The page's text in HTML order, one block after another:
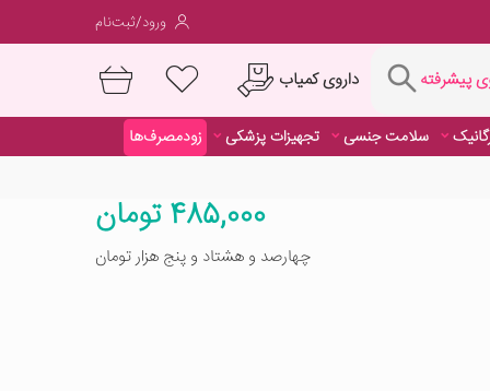
داروی کمیاب
ورود/ثبت‌نام
پیشرفته داروی کمیاب
سلامت جنسی تجهیزات پزشکی
زودمصرف‌ها
485,000 تومان
چهارصد و هشتاد و پنج هزار تومان